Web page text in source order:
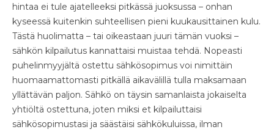
hintaa ei tule ajatelleeksi pitkässä juoksussa – onhan
kyseessä kuitenkin suhteellisen pieni kuukausittainen kulu.
Tästä huolimatta – tai oikeastaan juuri tämän vuoksi –
sähkön kilpailutus kannattaisi muistaa tehdä. Nopeasti
puhelinmyyjältä ostettu sähkösopimus voi nimittäin
huomaamattomasti pitkällä aikavälillä tulla maksamaan
yllättävän paljon. Sähkö on täysin samanlaista jokaiselta
yhtiöltä ostettuna, joten miksi et kilpailuttaisi
sähkösopimustasi ja säästäisi sähkökuluissa, ilman